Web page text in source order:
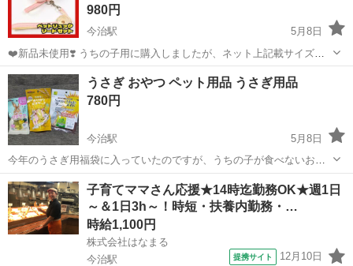
980円
今治駅
5月8日
❤️新品未使用❣️ うちの子用に購入しましたが、ネット上記載サイズに
合わせて購入したのにサイズが違っており、使用できなかったので出
店します。 服の上から試着しただけなので新品未使用品としていま
す。 ※洗い替えで...
愛媛 今治市 今治駅 リュック
うさぎ おやつ ペット用品 うさぎ用品
780円
今治駅
5月8日
今年のうさぎ用福袋に入っていたのですが、うちの子が食べないおや
つなので食べれる子に。 〇サニーメイド 青バナナ 25g 賞味期限2026
年4月 250円 〇ウサギのカリカリビスケット いちご&パイン味 70g 238
円 ...
愛媛 今治市 今治駅 その他 うさぎ
子育てママさん応援★14時迄勤務OK★週1日
～＆1日3h～！時短・扶養内勤務・…
時給1,100円
株式会社はなまる
今治駅
提携サイト 12月10日